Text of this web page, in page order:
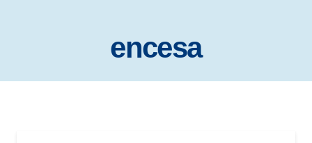
accesibilidad.
encesa